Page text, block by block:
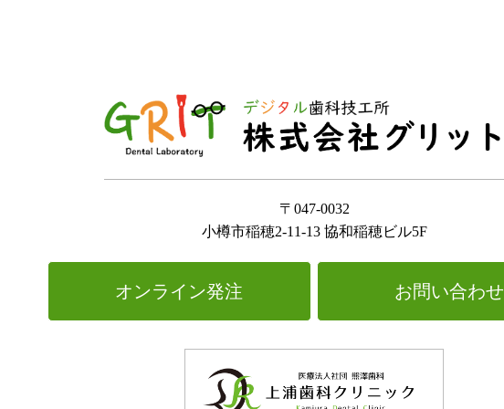
〒047-0032
小樽市稲穂2-11-13 協和稲穂ビル5F
オンライン発注 お問い合わせ